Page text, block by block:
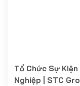
Tổ Chức Sự
Nghiệp | STC